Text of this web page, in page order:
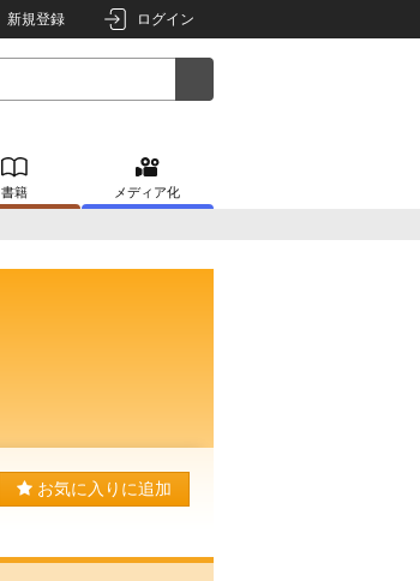
新規登録 ログイン
書籍 メディア化
お気に入りに追加